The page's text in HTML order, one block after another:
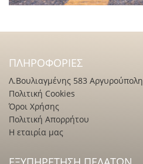
ΠΛΗΡΟΦΟΡΊΕΣ
Λ.Βουλιαγμένης 583 Αργυρούπολη
Πολιτική Cookies
Όροι Χρήσης
Πολιτική Απορρήτου
Η εταιρία μας